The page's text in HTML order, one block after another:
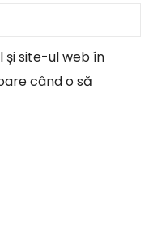
și site-ul web în
când o să